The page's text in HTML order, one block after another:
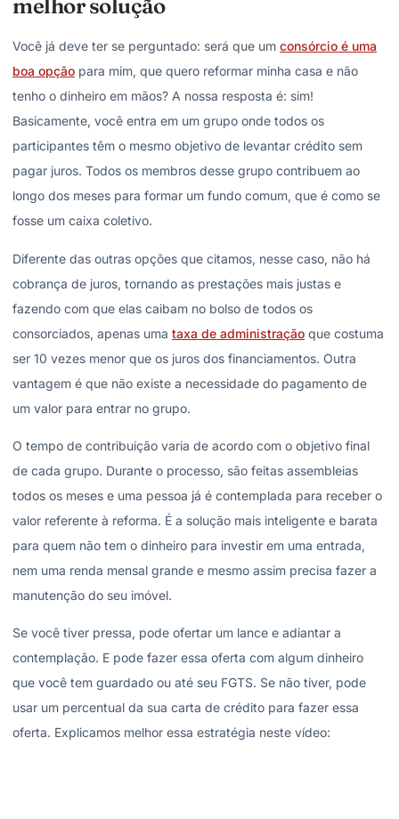
melhor solução
Você já deve ter se perguntado: será que um consórcio é uma
boa opção para mim, que quero reformar minha casa e não
tenho o dinheiro em mãos? A nossa resposta é: sim!
Basicamente, você entra em um grupo onde todos os
participantes têm o mesmo objetivo de levantar crédito sem
pagar juros. Todos os membros desse grupo contribuem ao
longo dos meses para formar um fundo comum, que é como se
fosse um caixa coletivo.
Diferente das outras opções que citamos, nesse caso, não há
cobrança de juros, tornando as prestações mais justas e
fazendo com que elas caibam no bolso de todos os
consorciados, apenas uma taxa de administração que costuma
ser 10 vezes menor que os juros dos financiamentos. Outra
vantagem é que não existe a necessidade do pagamento de
um valor para entrar no grupo.
O tempo de contribuição varia de acordo com o objetivo final
de cada grupo. Durante o processo, são feitas assembleias
todos os meses e uma pessoa já é contemplada para receber o
valor referente à reforma. É a solução mais inteligente e barata
para quem não tem o dinheiro para investir em uma entrada,
nem uma renda mensal grande e mesmo assim precisa fazer a
manutenção do seu imóvel.
Se você tiver pressa, pode ofertar um lance e adiantar a
contemplação. E pode fazer essa oferta com algum dinheiro
que você tem guardado ou até seu FGTS. Se não tiver, pode
usar um percentual da sua carta de crédito para fazer essa
oferta. Explicamos melhor essa estratégia neste vídeo: